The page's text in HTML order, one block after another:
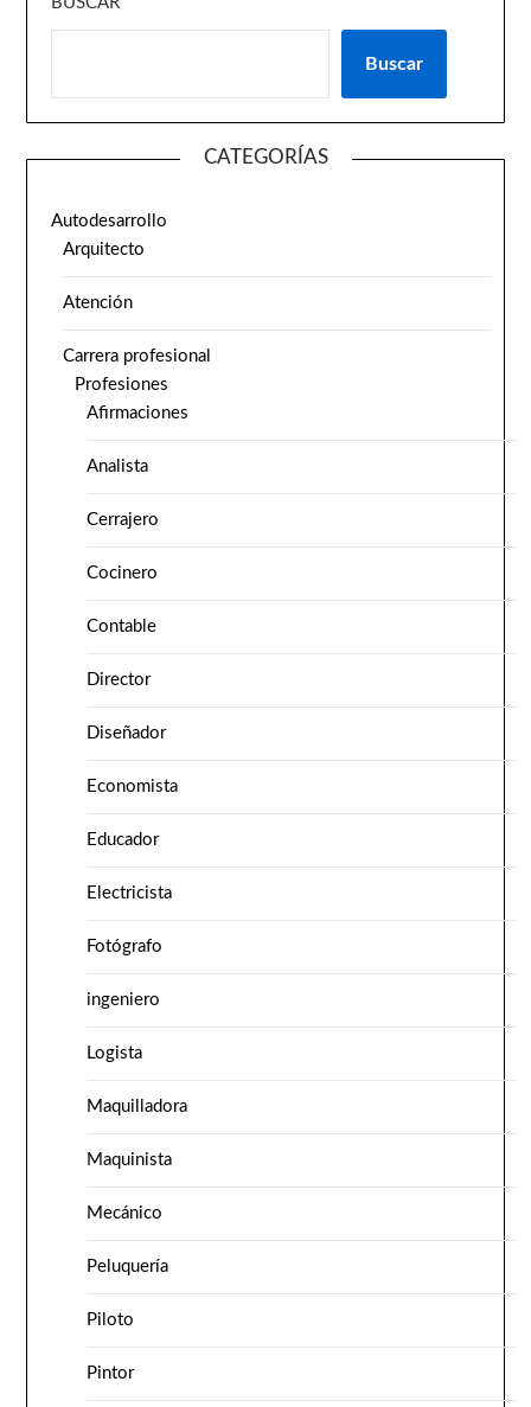
Buscar
CATEGORÍAS
Autodesarrollo
Arquitecto
Atención
Carrera profesional
Profesiones
Afirmaciones
Analista
Cerrajero
Cocinero
Contable
Director
Diseñador
Economista
Educador
Electricista
Fotógrafo
ingeniero
Logista
Maquilladora
Maquinista
Mecánico
Peluquería
Piloto
Pintor